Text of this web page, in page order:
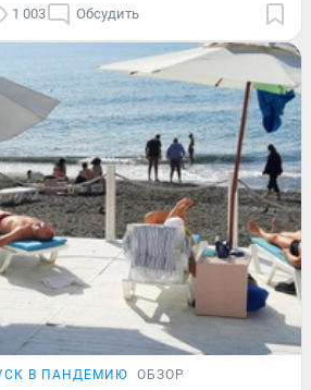
1 003 Обсудить
В ПАНДЕМИЮ ОБЗОР